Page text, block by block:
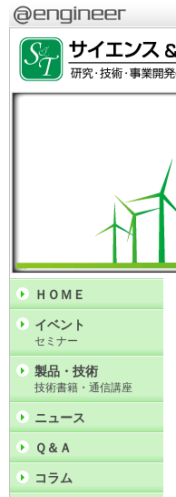
ＨＯＭＥ
イベント
セミナー
製品・技術
技術書籍・通信講座
ニュース
Ｑ＆Ａ
コラム